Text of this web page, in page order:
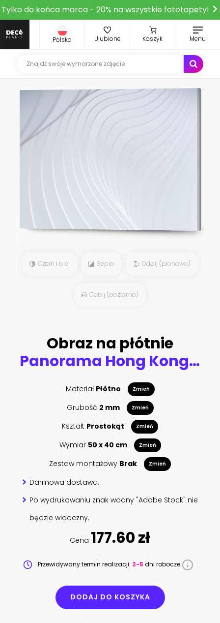
Tylko do końca marca - 20% na wszystkie fototapety!
Polska Ulubione Koszyk Menu
Czerń i biel Sepia Odbij (pionowo)
Odbij (poziomo)
Obraz na płótnie
Panorama Hong Kong City
Materiał Płótno Zmień
Grubość 2 mm Zmień
Kształt Prostokąt Zmień
Wymiar 50 x 40 cm Zmień
Zestaw montażowy Brak Zmień
Darmowa dostawa.
Po wydrukowaniu znak wodny "Adobe Stock" nie
będzie widoczny.
Cena 177.60 zł
Przewidywany termin realizacji: 2-5 dni robocze
DODAJ DO KOSZYKA